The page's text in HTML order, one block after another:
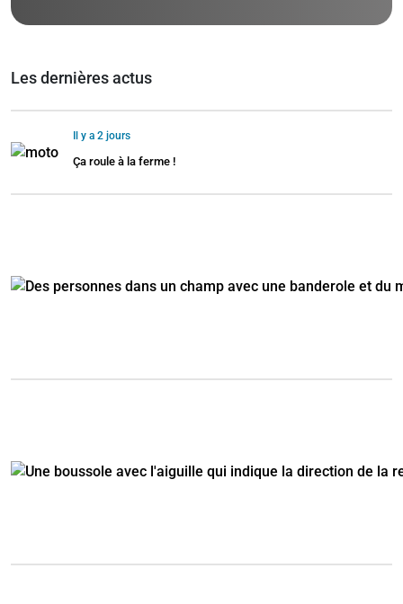
Les dernières actus
Il y a 2 jours
Ça roule à la ferme !